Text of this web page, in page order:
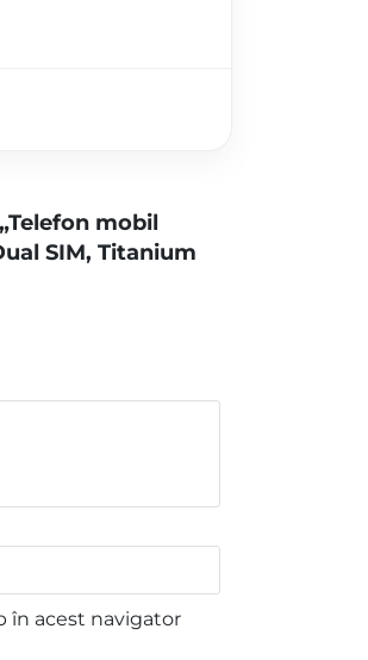
mobil
SIM, Titanium
în acest navigator